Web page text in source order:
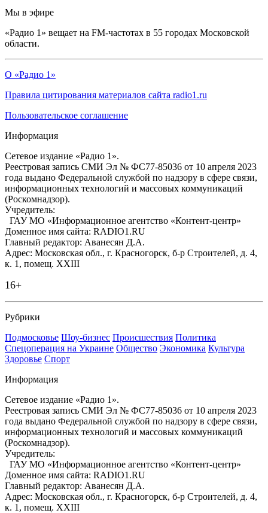
Мы в эфире
«Радио 1» вещает на FM-частотах в 55 городах Московской
области.
О «Радио 1»
Правила цитирования материалов сайта radio1.ru
Пользовательское соглашение
Информация
Сетевое издание «Радио 1».
Реестровая запись СМИ Эл № ФС77-85036 от 10 апреля 2023
года выдано Федеральной службой по надзору в сфере связи,
информационных технологий и массовых коммуникаций
(Роскомнадзор).
Учредитель:
ГАУ МО «Информационное агентство «Контент-центр»
Доменное имя сайта: RADIO1.RU
Главный редактор: Аванесян Д.А.
Адрес: Московская обл., г. Красногорск, б-р Строителей, д. 4,
к. 1, помещ. XXIII
16+
Рубрики
Подмосковье Шоу-бизнес Происшествия Политика
Спецоперация на Украине Общество Экономика Культура
Здоровье Спорт
Информация
Сетевое издание «Радио 1».
Реестровая запись СМИ Эл № ФС77-85036 от 10 апреля 2023
года выдано Федеральной службой по надзору в сфере связи,
информационных технологий и массовых коммуникаций
(Роскомнадзор).
Учредитель:
ГАУ МО «Информационное агентство «Контент-центр»
Доменное имя сайта: RADIO1.RU
Главный редактор: Аванесян Д.А.
Адрес: Московская обл., г. Красногорск, б-р Строителей, д. 4,
к. 1, помещ. XXIII